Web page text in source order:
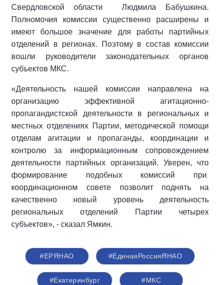
Свердловской области Людмила Бабушкина.
Полномочия комиссии существенно расширены и
имеют большое значение для работы партийных
отделений в регионах. Поэтому в состав комиссии
вошли руководители законодательных органов
субъектов МКС.
«Деятельность нашей комиссии направлена на
организацию эффективной агитационно-
пропагандистской деятельности в региональных и
местных отделениях Партии, методической помощи
отделам агитации и пропаганды, координации и
контролю за информационным сопровождением
деятельности партийных организаций. Уверен, что
формирование подобных комиссий при
координационном совете позволит поднять на
качественно новый уровень деятельность
региональных отделений Партии четырех
субъектов», - сказал Ямкин.
#ЕРЯНАО #ЕдинаяРоссияЯНАО
#Екатеринбург #МКС